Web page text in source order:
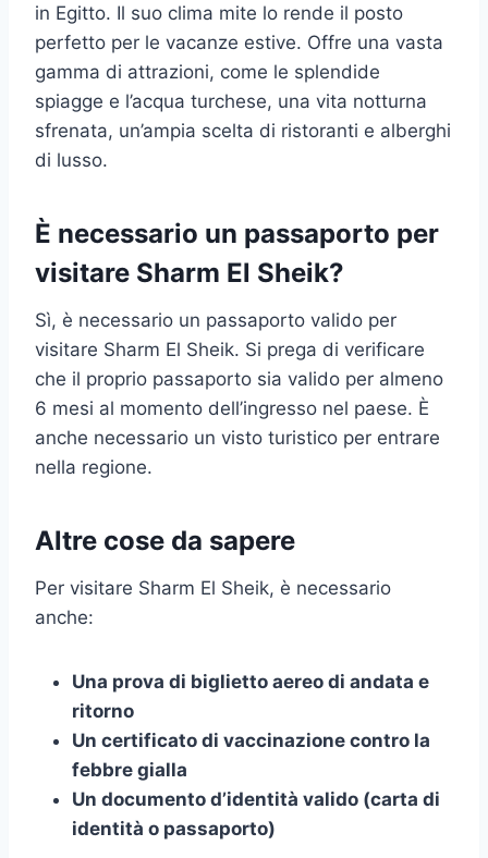
in Egitto. Il suo clima mite lo rende il posto
perfetto per le vacanze estive. Offre una vasta
gamma di attrazioni, come le splendide
spiagge e l’acqua turchese, una vita notturna
sfrenata, un’ampia scelta di ristoranti e alberghi
di lusso.
È necessario un passaporto per
visitare Sharm El Sheik?
Sì, è necessario un passaporto valido per
visitare Sharm El Sheik. Si prega di verificare
che il proprio passaporto sia valido per almeno
6 mesi al momento dell’ingresso nel paese. È
anche necessario un visto turistico per entrare
nella regione.
Altre cose da sapere
Per visitare Sharm El Sheik, è necessario
anche:
Una prova di biglietto aereo di andata e
ritorno
Un certificato di vaccinazione contro la
febbre gialla
Un documento d’identità valido (carta di
identità o passaporto)